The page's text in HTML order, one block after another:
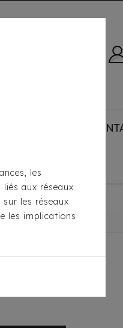
Rouge / Kaki
Milk &
/ Kaki
les
aux réseaux
les réseaux
les implications